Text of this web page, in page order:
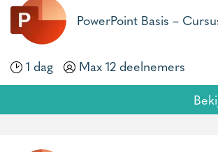
PowerPoint Basis –
1 dag
Max 12 deelnemers